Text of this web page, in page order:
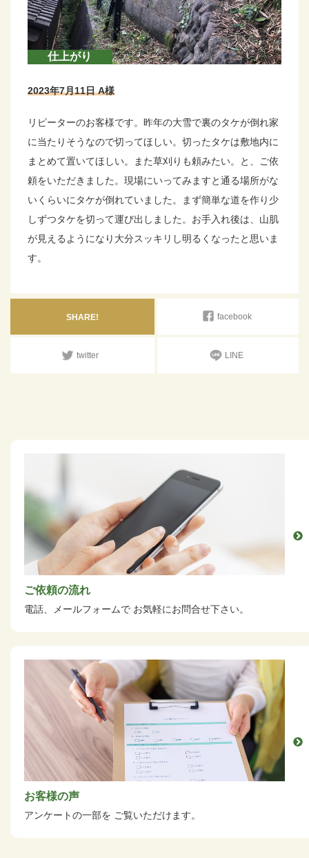
仕上がり
2023年7月11日 A様
リピーターのお客様です。昨年の大雪で裏のタケが倒れ家
に当たりそうなので切ってほしい。切ったタケは敷地内に
まとめて置いてほしい。また草刈りも頼みたい。と、ご依
頼をいただきました。現場にいってみますと通る場所がな
いくらいにタケが倒れていました。まず簡単な道を作り少
しずつタケを切って運び出しました。お手入れ後は、山肌
が見えるようになり大分スッキリし明るくなったと思いま
す。
SHARE! facebook
twitter LINE
ご依頼の流れ
電話、メールフォームで お気軽にお問合せ下さい。
お客様の声
アンケートの一部を ご覧いただけます。